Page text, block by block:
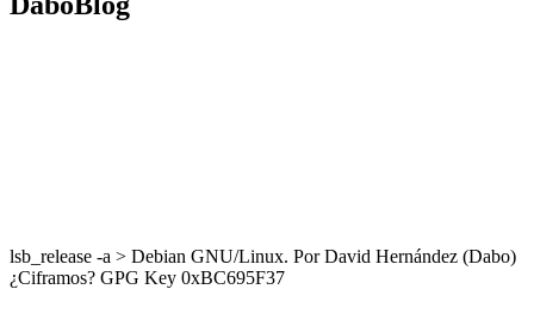
lsb_release -a > Debian GNU/Linux. Por David Hernández (Dabo)
¿Ciframos? GPG Key 0xBC695F37